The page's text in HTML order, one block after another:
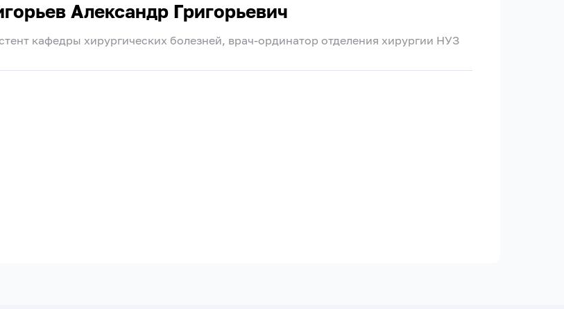
Александр Григорьевич
кафедры хирургических болезней, врач-ординатор отделения хирургии НУЗ